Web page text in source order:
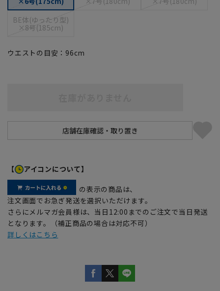
BE体(ゆったり型)
×8号(185cm)
ウエストの目安： 96cm
【 アイコンについて】
の表示の商品は、
注文画面でお急ぎ発送を選択いただけます。
さらにメルマガ会員様は、当日12:00までのご注文で当日発送
となります。（補正商品の場合は対応不可）
詳しくはこちら